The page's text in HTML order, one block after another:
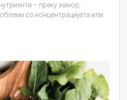
– преку замор,
со концентрацијата или